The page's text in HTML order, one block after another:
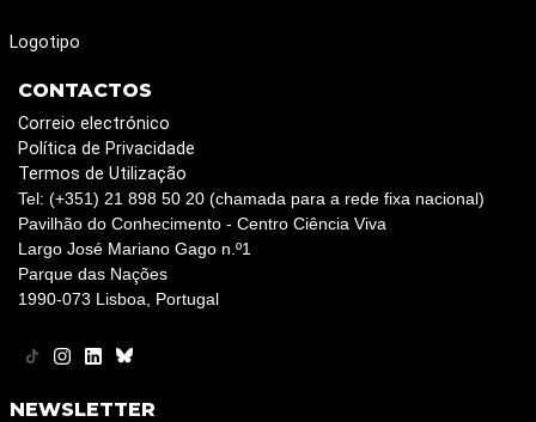
Logotipo
CONTACTOS
Correio electrónico
Política de Privacidade
Termos de Utilização
Tel: (+351) 21 898 50 20 (chamada para a rede fixa nacional)
Pavilhão do Conhecimento - Centro Ciência Viva
Largo José Mariano Gago n.º1
Parque das Nações
1990-073 Lisboa, Portugal
NEWSLETTER